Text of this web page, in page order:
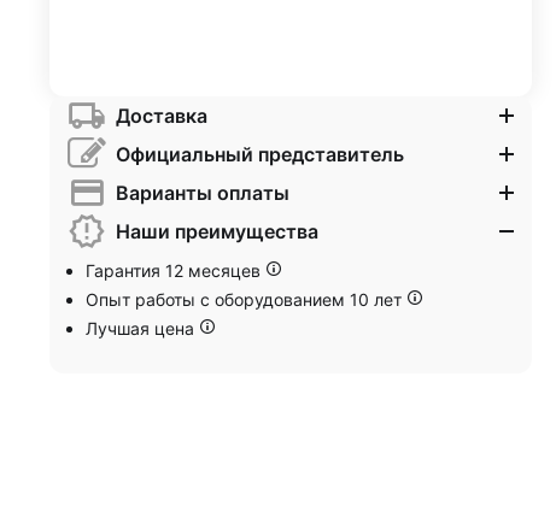
Доставка
Официальный представитель
Варианты оплаты
Наши преимущества
Гарантия 12 месяцев
Опыт работы с оборудованием 10 лет
Лучшая цена